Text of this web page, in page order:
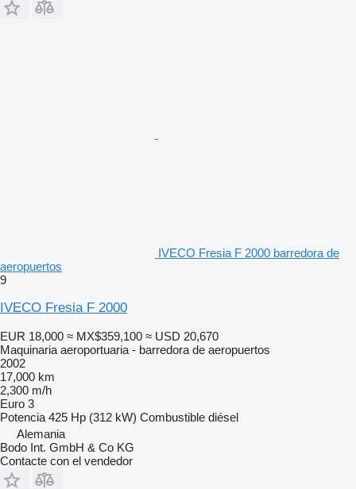
IVECO Fresia F 2000 barredora de
aeropuertos
9
IVECO Fresia F 2000
EUR 18,000 ≈ MX$359,100 ≈ USD 20,670
Maquinaria aeroportuaria - barredora de aeropuertos
2002
17,000 km
2,300 m/h
Euro 3
Potencia 425 Hp (312 kW) Combustible diésel
Alemania
Bodo Int. GmbH & Co KG
Contacte con el vendedor